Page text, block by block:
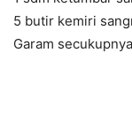
5 butir kemiri
Garam secukupnya